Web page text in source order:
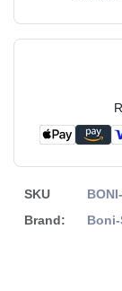
SKU
Brand: